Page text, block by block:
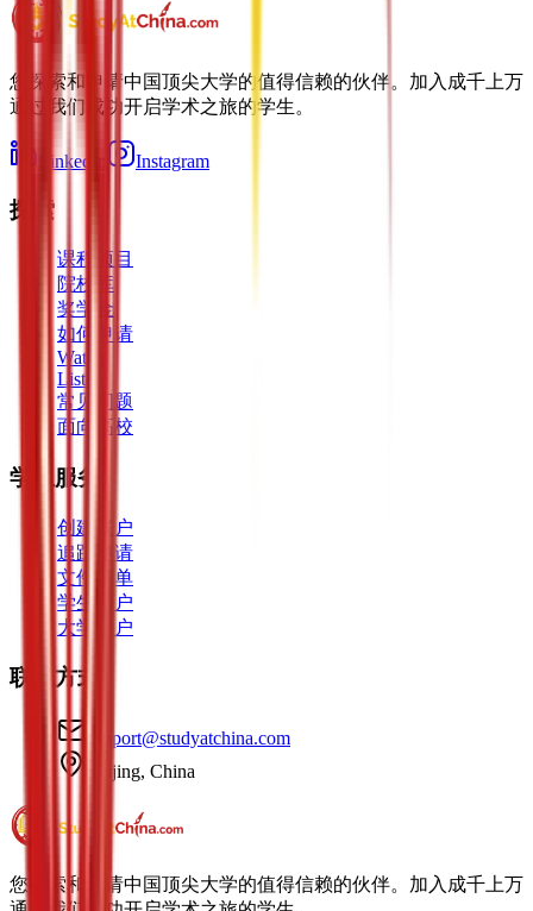
您探索和申请中国顶尖大学的值得信赖的伙伴。加入成千上万
通过我们成功开启学术之旅的学生。
LinkedIn Instagram
探索
课程项目
院校库
奖学金
如何申请
Watch
Listen
常见问题
面向高校
学生服务
创建账户
追踪申请
文件清单
学生门户
大学门户
联系方式
support@studyatchina.com
Beijing, China
您探索和申请中国顶尖大学的值得信赖的伙伴。加入成千上万